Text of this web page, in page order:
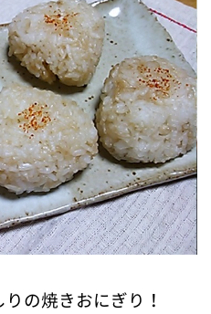
の焼きおにぎり！